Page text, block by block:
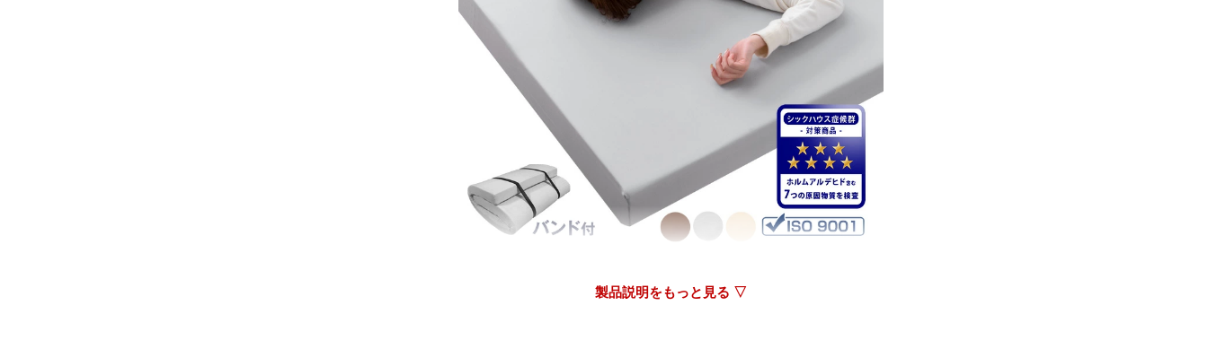
た。また、ご購入いただいたマットレスで、以前よりも熟睡
が出来ているように感じるとのこと、大変嬉しく思います。
当店の商品で、お客様の暮らしを少しでも快適にするお手伝
いが出来れば幸いです。今後もお客様にご満足いただける商
品・サービスの提供に努めてまいりますので、引き続きタン
スのゲンをどうぞよろしくお願いいたします。
04/14/2026
[シングル] 「純」 高反発 マットレス 厚さ8cm 収納バンド付 170N
製品説明をもっと見る ▽